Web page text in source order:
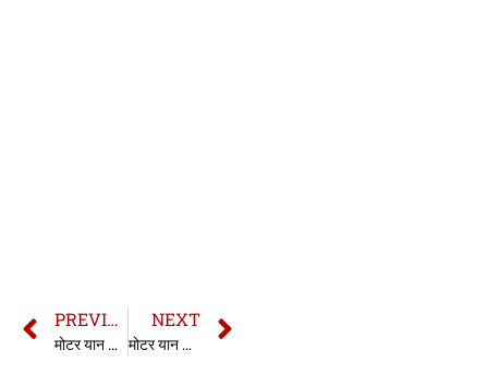
PREVIOUS
मोटर यान अधिनियम 1988 की धारा 194 | 194 MV Act 1988 in hindi
NEXT
मोटर यान अधिनियम 1988 की धारा 194B | 194B MV Act 1988 in hindi